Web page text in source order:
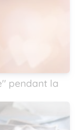
pendant la